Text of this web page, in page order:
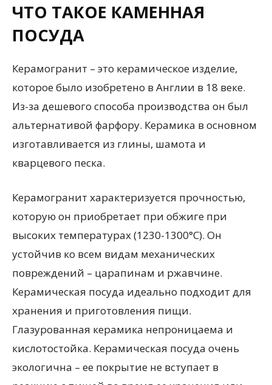
ЧТО ТАКОЕ КАМЕННАЯ
ПОСУДА
Керамогранит – это керамическое изделие,
которое было изобретено в Англии в 18 веке.
Из-за дешевого способа производства он был
альтернативой фарфору. Керамика в основном
изготавливается из глины, шамота и
кварцевого песка.
Керамогранит характеризуется прочностью,
которую он приобретает при обжиге при
высоких температурах (1230-1300°С). Он
устойчив ко всем видам механических
повреждений – царапинам и ржавчине.
Керамическая посуда идеально подходит для
хранения и приготовления пищи.
Глазурованная керамика непроницаема и
кислотостойка. Керамическая посуда очень
экологична – ее покрытие не вступает в